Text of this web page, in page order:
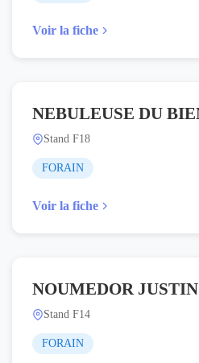
Voir la fiche
NEBULEUSE DU
Stand F18
FORAIN
Voir la fiche
NOUMEDOR JUSTIN
Stand F14
FORAIN